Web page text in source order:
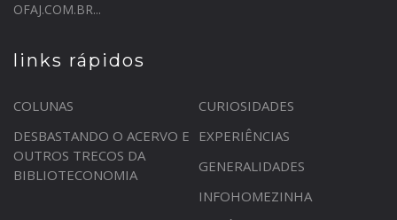
OFAJ.COM.BR...
links rápidos
COLUNAS
CURIOSIDADES
DESBASTANDO O ACERVO E
OUTROS TRECOS DA
BIBLIOTECONOMIA
EXPERIÊNCIAS
GENERALIDADES
INFOHOMEZINHA